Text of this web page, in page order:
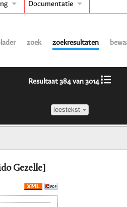
Documentatie
zoek zoekresultaten
Resultaat 384 van 3014
leestekst
Gezelle]